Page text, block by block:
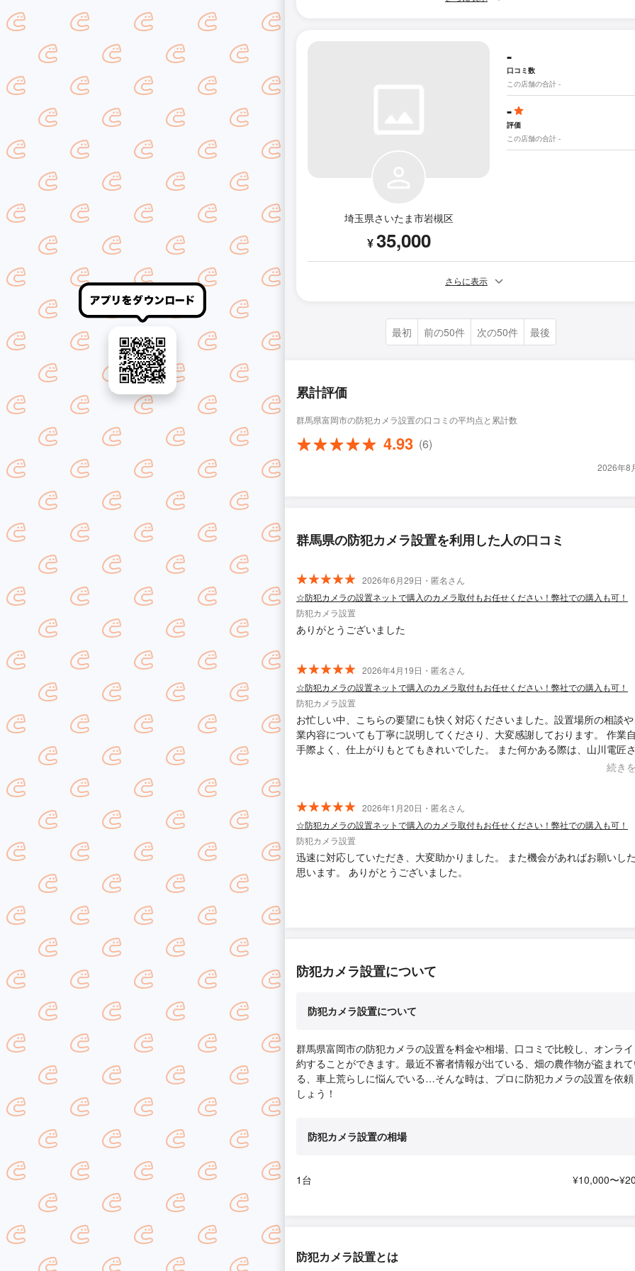
埼玉県さいたま市岩槻区
¥35,000
-
口コミ数
この店舗の合計 -
-
評価
この店舗の合計 -
さらに表示
最初 前の50件 次の50件 最後
累計評価
群馬県富岡市の防犯カメラ設置の口コミの平均点と累計数
4.93 (6)
2026年8
群馬県の防犯カメラ設置を利用した人の口コミ
2026年6月29日・匿名さん
☆防犯カメラの設置ネットで購入のカメラ取付もお任せください！弊社での購入も可！
防犯カメラ設置
ありがとうございました
2026年4月19日・匿名さん
☆防犯カメラの設置ネットで購入のカメラ取付もお任せください！弊社での購入も可！
防犯カメラ設置
お忙しい中、こちらの要望にも快く対応くださいました。設置場所の相談
業内容についても丁寧に説明してくださり、大変感謝しております。 作業
手際よく、仕上がりもとてもきれいでした。 また何かある際は、山川電匠
続き
2026年1月20日・匿名さん
☆防犯カメラの設置ネットで購入のカメラ取付もお任せください！弊社での購入も可！
防犯カメラ設置
迅速に対応していただき、大変助かりました。 また機会があればお願いし
思います。 ありがとうございました。
防犯カメラ設置について
防犯カメラ設置について
群馬県富岡市の防犯カメラの設置を料金や相場、口コミで比較し、オンラ
約することができます。最近不審者情報が出ている、畑の農作物が盗まれ
る、車上荒らしに悩んでいる…そんな時は、プロに防犯カメラの設置を依
しょう！
防犯カメラ設置の相場
1台 ¥10,000〜
防犯カメラ設置とは